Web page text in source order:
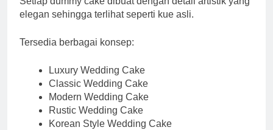
elegan sehingga terlihat seperti kue asli.
Tersedia berbagai konsep:
Luxury Wedding Cake
Classic Wedding Cake
Modern Wedding Cake
Rustic Wedding Cake
Korean Style Wedding Cake